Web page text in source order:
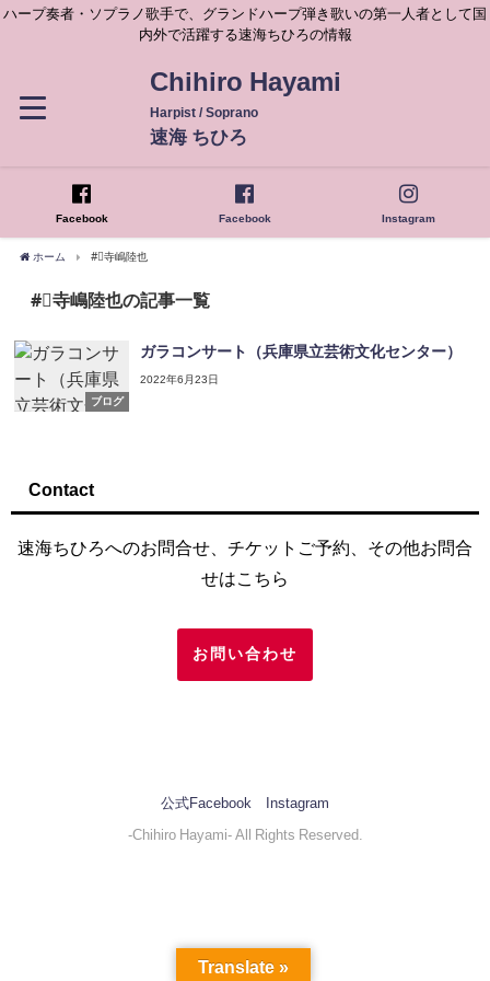
ハープ奏者・ソプラノ歌手で、グランドハープ弾き歌いの第一人者として国
内外で活躍する速海ちひろの情報
Chihiro Hayami
Harpist / Soprano
速海 ちひろ
Facebook Facebook Instagram
ホーム #⃣寺嶋陸也
#⃣寺嶋陸也の記事一覧
ブログ
ガラコンサート（兵庫県立芸術文化センター）
2022年6月23日
Contact
速海ちひろへのお問合せ、チケットご予約、その他お問合
せはこちら
お問い合わせ
公式Facebook Instagram
-Chihiro Hayami- All Rights Reserved.
Translate »